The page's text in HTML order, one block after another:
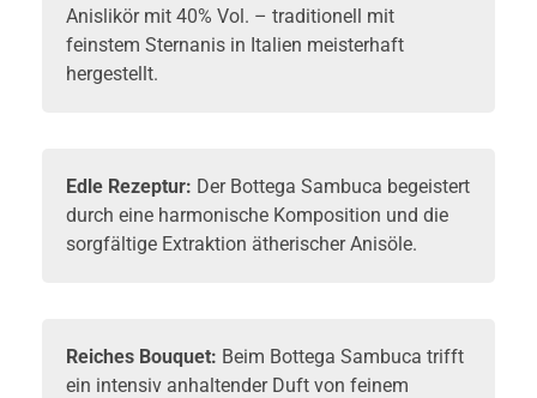
Anislikörmit 40% Vol. – traditionell mit
feinstem Sternanis in Italien meisterhaft
hergestellt.
Edle Rezeptur: Der Bottega Sambuca begeistert
durch eine harmonische Komposition und die
sorgfältige Extraktion ätherischer Anisöle.
Reiches Bouquet: Beim Bottega Sambuca trifft
ein intensiv anhaltender Duft von feinem